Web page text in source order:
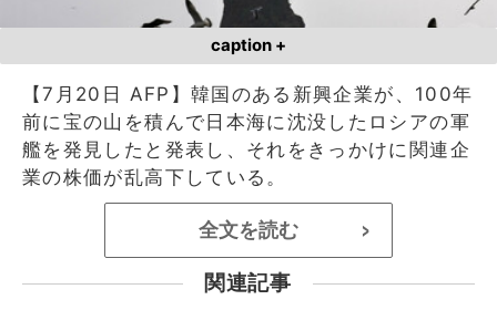
caption +
【7月20日 AFP】韓国のある新興企業が、100年
前に宝の山を積んで日本海に沈没したロシアの軍
艦を発見したと発表し、それをきっかけに関連企
業の株価が乱高下している。
全文を読む >
関連記事